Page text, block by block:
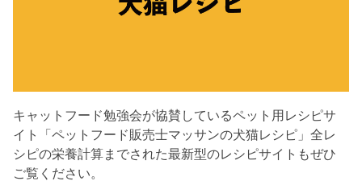
キャットフード勉強会が協賛しているペット用レシピサ
イト「ペットフード販売士マッサンの犬猫レシピ」全レ
シピの栄養計算までされた最新型のレシピサイトもぜひ
ご覧ください。